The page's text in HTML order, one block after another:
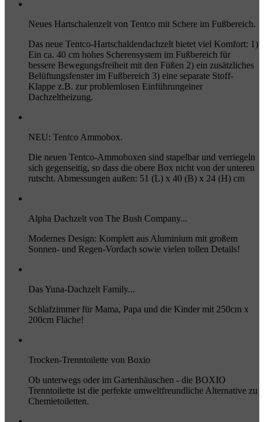
Neues Hartschalenzelt von Tentco mit Schere im Fußbereich.
Das neue Tentco-Hartschaldendachzelt bietet viel Komfort: 1)
Ein ca. 40 cm hohes Scherensystem im Fußbereich für
bessere Bewegungsfreiheit mit den Füßen 2) ein zusätzliches
Belüftungsfenster im Fußbereich 3) eine separate Stoff-
Klappe z.B. zur problemlosen Einführungeiner
Dachzeltheizung.
NEU: Tentco Ammobox.
Die neuen Tentco-Ammoboxen sind stapelbar und verriegeln
sich gegenseitig, so dass die obere Box nicht von der unteren
rutscht. Abmessungen außen: 51 (L) x 40 (B) x 24 (H) cm
Alpha Dachzelt von The Bush Company...
Modernes Design: Komplett aus Aluminium mit großem
Sonnen- und Regen-Vordach sowie vielen tollen Details!
Das Yuna-Dachzelt Family...
Schlafzimmer für Mama, Papa und die Kinder mit 250cm x
200cm Fläche!
Trocken-Trenntoilette von Boxio
Ob unterwegs oder im Gartenhäuschen - die BOXIO
Trenntoilette ist die perfekte umweltfreundliche Alternative zu
Chemietoiletten.